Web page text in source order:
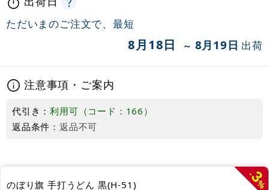
ただいまのご注文で、最短
8月18日 ～ 8月19日 出荷
注意事項・ご案内
代引き：利用可（コード：166）
返品条件： 返品不可
-
3
%
のぼり旗 手打うどん 黒(H-51)